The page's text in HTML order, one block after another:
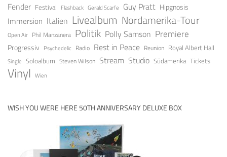
Fender Festival Flashback Gerald Scarfe Guy Pratt Hipgnosis
Immersion Italien Livealbum Nordamerika-Tour
Open Air Phil Manzanera Politik Polly Samson Premiere
Progressiv Psychedelic Radio Rest in Peace Reunion Royal Albert Hall
Single Soloalbum Steven Wilson Stream Studio Südamerika Tickets
Vinyl Wien
WISH YOU WERE HERE 50TH ANNIVERSARY DELUXE BOX